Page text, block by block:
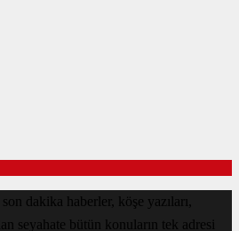
dakika haberler, köşe yazıları,
seyahate bütün konuların tek adresi